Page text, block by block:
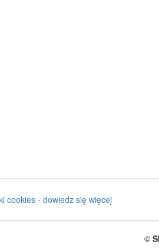
cookies - dowiedz się więcej
©